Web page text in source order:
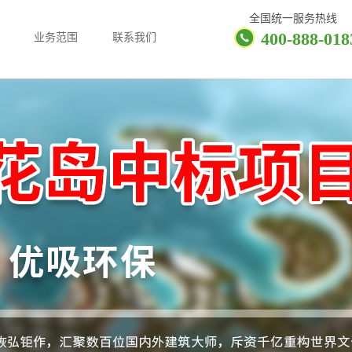
全国统一服务热线
400-888-
业务范围 联系我们